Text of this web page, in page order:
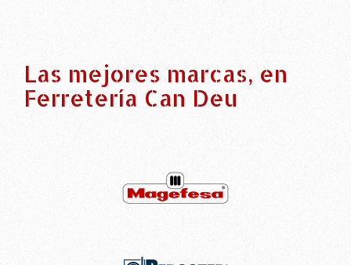
Las mejores marcas, en
Ferretería Can Deu